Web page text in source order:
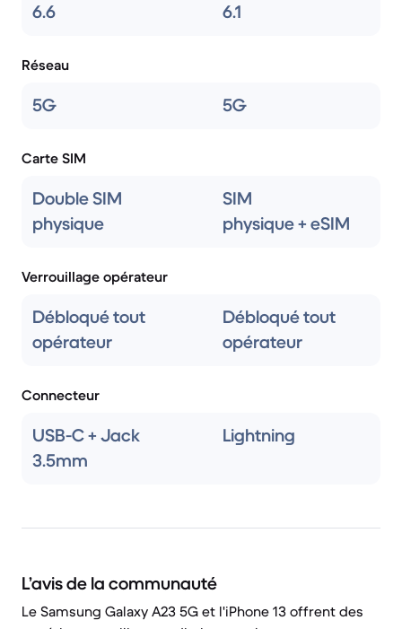
6.6 6.1
Réseau
5G 5G
Carte SIM
Double SIM
physique
SIM
physique + eSIM
Verrouillage opérateur
Débloqué tout
opérateur
Débloqué tout
opérateur
Connecteur
USB-C + Jack
3.5mm
Lightning
L’avis de la communauté
Le Samsung Galaxy A23 5G et l'iPhone 13 offrent des